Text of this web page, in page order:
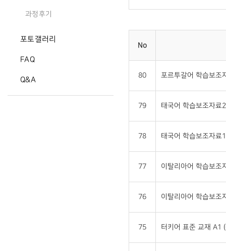
과정후기
포토갤러리
FAQ
Q&A
No
80 포르투갈어 학습보조
79 태국어 학습보조자료
78 태국어 학습보조자료
77 이탈리아어 학습보조
76 이탈리아어 학습보조
75 터키어 표준 교재 A1